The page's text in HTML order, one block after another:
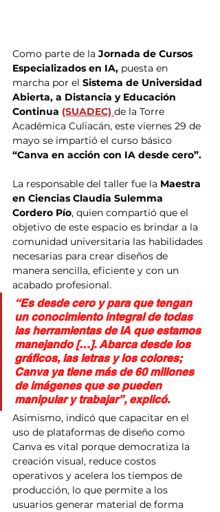
Como parte de la Jornada de Cursos
Especializados en IA, puesta en
marcha por el Sistema de Universidad
Abierta, a Distancia y Educación
Continua (SUADEC) de la Torre
Académica Culiacán, este viernes 29 de
mayo se impartió el curso básico
“Canva en acción con IA desde cero”.
La responsable del taller fue la Maestra
en Ciencias Claudia Sulemma
Cordero Pío, quien compartió que el
objetivo de este espacio es brindar a la
comunidad universitaria las habilidades
necesarias para crear diseños de
manera sencilla, eficiente y con un
acabado profesional.
“Es desde cero y para que tengan
un conocimiento integral de todas
las herramientas de IA que estamos
manejando […]. Abarca desde los
gráficos, las letras y los colores;
Canva ya tiene más de 60 millones
de imágenes que se pueden
manipular y trabajar”, explicó.
Asimismo, indicó que capacitar en el
uso de plataformas de diseño como
Canva es vital porque democratiza la
creación visual, reduce costos
operativos y acelera los tiempos de
producción, lo que permite a los
usuarios generar material de forma